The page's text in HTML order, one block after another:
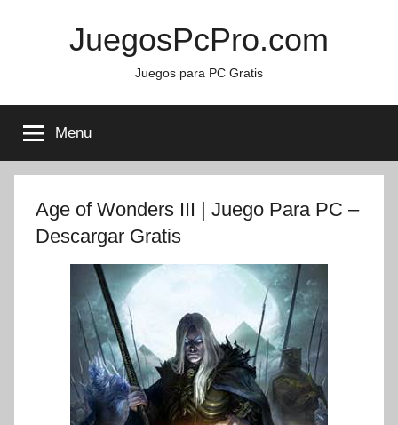
JuegosPcPro.com
Juegos para PC Gratis
Menu
Age of Wonders III | Juego Para PC –
Descargar Gratis